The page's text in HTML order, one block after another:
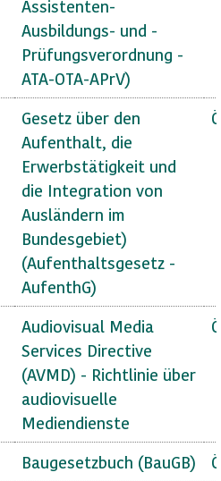
Assistenten-
Ausbildungs- und -
Prüfungsverordnung -
ATA-OTA-APrV)
Gesetz über den
Aufenthalt, die
Erwerbstätigkeit und
die Integration von
Ausländern im
Bundesgebiet)
(Aufenthaltsgesetz -
AufenthG)
Audiovisual Media
Services Directive
(AVMD) - Richtlinie über
audiovisuelle
Mediendienste
Baugesetzbuch (BauGB)